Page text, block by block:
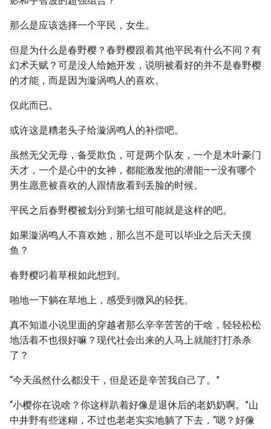
那么是应该选择一个平民，女生。
但是为什么是春野樱？春野樱跟着其他平民有什么不同？有
幻术天赋？可是没人给她开发，说明被看好的并不是春野樱
的才能，而是因为漩涡鸣人的喜欢。
仅此而已。
或许这是糟老头子给漩涡鸣人的补偿吧。
虽然无父无母，备受欺负，可是两个队友，一个是木叶豪门
天才，一个是心中的女神，都能激发他的潜能——没有哪个
男生愿意被喜欢的人跟情敌看到丢脸的时候。
平民之后春野樱被划分到第七组可能就是这样的吧。
如果漩涡鸣人不喜欢她，那么岂不是可以毕业之后天天摸
鱼？
春野樱叼着草根如此想到。
啪地一下躺在草地上，感受到微风的轻抚。
真不知道小说里面的穿越者那么辛辛苦苦的干啥，轻轻松松
地活着不也很好嘛？现代社会出来的人马上就能打打杀杀
了？
“今天虽然什么都没干，但是还是辛苦我自己了。”
“小樱你在说啥？你这样趴着好像是退休后的老奶奶啊。”山
中井野有些迷糊，不过也老老实实地躺了下去，“嗯？好像